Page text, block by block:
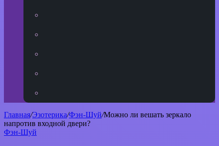
Главная/Эзотерика/Фэн-Шуй/Можно ли вешать зеркало
напротив входной двери?
Фэн-Шуй